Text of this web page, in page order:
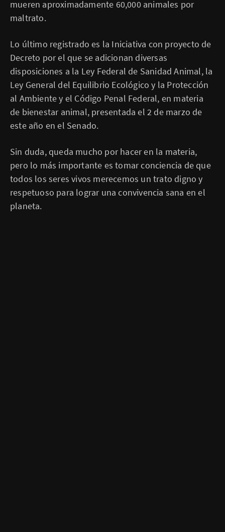
mueren aproximadamente 60,000 animales por
maltrato.
Lo último registrado es la Iniciativa con proyecto de
Decreto por el que se adicionan diversas
disposiciones a la Ley Federal de Sanidad Animal, la
Ley General del Equilibrio Ecológico y la Protección
al Ambiente y el Código Penal Federal, en materia
de bienestar animal, presentada el 2 de marzo de
este año en el Senado.
Sin duda, queda mucho por hacer en la materia,
pero lo más importante es tomar conciencia de que
todos los seres vivos merecemos un trato digno y
respetuoso para lograr una convivencia sana en el
planeta.